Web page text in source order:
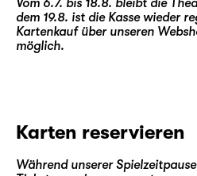
Vom 6.7. bis 18.8. bleibt die
dem 19.8. ist die Kasse wieder
Kartenkauf über unseren
möglich.
Karten reservieren
Während unserer